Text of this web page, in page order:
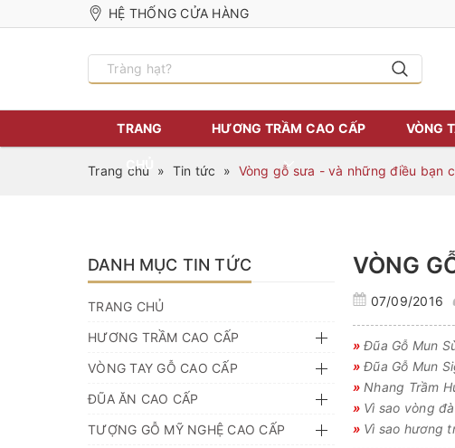
HỆ THỐNG CỬA HÀNG
TRANG
CHỦ
HƯƠNG TRẦM CAO CẤP VÒNG
Trang chủ » Tin tức » Vòng gỗ sưa - và những điều bạn
VÒNG
07/09/2016
»Đũa Gỗ Mun
»Đũa Gỗ Mun
»Nhang Trầm
»Vì sao vòng
»Vì sao hương
DANH MỤC TIN TỨC
TRANG CHỦ
HƯƠNG TRẦM CAO CẤP
VÒNG TAY GỖ CAO CẤP
ĐŨA ĂN CAO CẤP
TƯỢNG GỖ MỸ NGHỆ CAO CẤP